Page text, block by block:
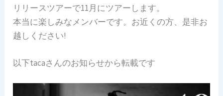
リリースツアーで11月にツアーします。
本当に楽しみなメンバーです。お近くの方、是非お
越しください!
以下tacaさんのお知らせから転載です